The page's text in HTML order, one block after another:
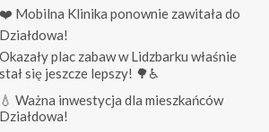
❤️ Mobilna Klinika ponownie zawitała do
Działdowa!
Okazały plac zabaw w Lidzbarku właśnie
stał się jeszcze lepszy! 🌳♿
💧 Ważna inwestycja dla mieszkańców
Działdowa!